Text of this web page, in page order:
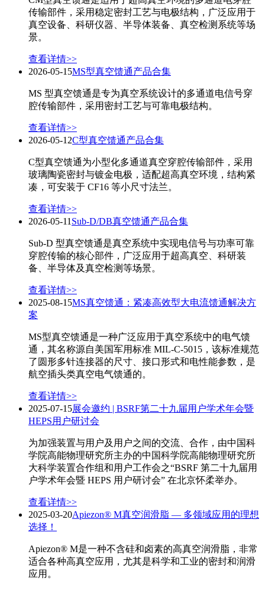
传输部件，采用稳定密封工艺与电极结构，广泛应用于
真空设备、科研仪器、半导体装备、真空检测系统等场
景。
查看详情>>
2026-05-15MS型真空馈通产品合集
MS 型真空馈通是专为真空系统设计的多通道电信号穿
腔传输部件，采用密封工艺与可靠电极结构。
查看详情>>
2026-05-12C型真空馈通产品合集
C型真空馈通为小型化多通道真空穿腔传输部件，采用
玻璃陶瓷密封与镀金电极，适配超高真空环境，结构紧
凑，可安装于 CF16 等小尺寸法兰。
查看详情>>
2026-05-11 Sub‑D/DB真空馈通产品合集
Sub‑D 型真空馈通是真空系统中实现电信号与功率可靠
穿腔传输的核心部件，广泛应用于超高真空、科研装
备、半导体及真空检测等场景。
查看详情>>
2025-08-15MS真空馈通：紧凑高效型大电流馈通解决方
案
MS型真空馈通是一种广泛应用于真空系统中的电气馈
通，其名称源自美国军用标准 MIL-C-5015，该标准规范
了圆形多针连接器的尺寸、接口形式和电性能参数，是
航空插头类真空电气馈通的。
查看详情>>
2025-07-15展会邀约 | BSRF第二十九届用户学术年会暨
HEPS用户研讨会
为加强装置与用户及用户之间的交流、合作，由中国科
学院高能物理研究所主办的中国科学院高能物理研究所
大科学装置合作组和用户工作会之“BSRF 第二十九届用
户学术年会暨 HEPS 用户研讨会” 在北京怀柔举办。
查看详情>>
2025-03-20Apiezon® M真空润滑脂 — 多领域应用的理想
选择！
Apiezon® M是一种不含硅和卤素的高真空润滑脂，非常
适合各种高真空应用，尤其是科学和工业的密封和润滑
应用。